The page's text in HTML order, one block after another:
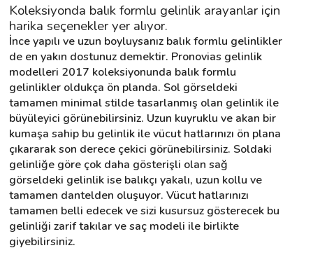
Blog
Koleksiyonda balık formlu gelinlik arayanlar için
harika seçenekler yer alıyor.
İnce yapılı ve uzun boyluysanız balık formlu gelinlikler
de en yakın dostunuz demektir. Pronovias gelinlik
modelleri 2017 koleksiyonunda balık formlu
gelinlikler oldukça ön planda. Sol görseldeki
tamamen minimal stilde tasarlanmış olan gelinlik ile
büyüleyici görünebilirsiniz. Uzun kuyruklu ve akan bir
kumaşa sahip bu gelinlik ile vücut hatlarınızı ön plana
çıkararak son derece çekici görünebilirsiniz. Soldaki
gelinliğe göre çok daha gösterişli olan sağ
görseldeki gelinlik ise balıkçı yakalı, uzun kollu ve
tamamen dantelden oluşuyor. Vücut hatlarınızı
tamamen belli edecek ve sizi kusursuz gösterecek bu
gelinliği zarif takılar ve saç modeli ile birlikte
giyebilirsiniz.